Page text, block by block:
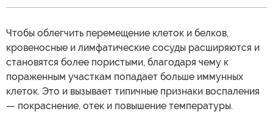
Чтобы облегчить перемещение клеток и белков,
кровеносные и лимфатические сосуды расширяются и
становятся более пористыми, благодаря чему к
пораженным участкам попадает больше иммунных
клеток. Это и вызывает типичные признаки воспаления
— покраснение, отек и повышение температуры.